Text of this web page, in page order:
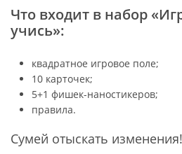
Что входит в набор
учись»:
квадратное игровое поле;
10 карточек;
5+1 фишек-наностикеров;
правила.
Сумей отыскать изменения!